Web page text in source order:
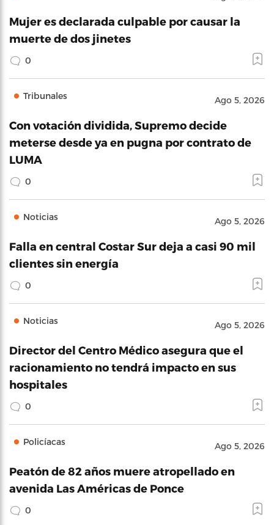
Mujer es declarada culpable por causar la
muerte de dos jinetes
0
Tribunales Ago 5, 2026
Con votación dividida, Supremo decide
meterse desde ya en pugna por contrato de
LUMA
0
Noticias Ago 5, 2026
Falla en central Costar Sur deja a casi 90 mil
clientes sin energía
0
Noticias Ago 5, 2026
Director del Centro Médico asegura que el
racionamiento no tendrá impacto en sus
hospitales
0
Policíacas Ago 5, 2026
Peatón de 82 años muere atropellado en
avenida Las Américas de Ponce
0